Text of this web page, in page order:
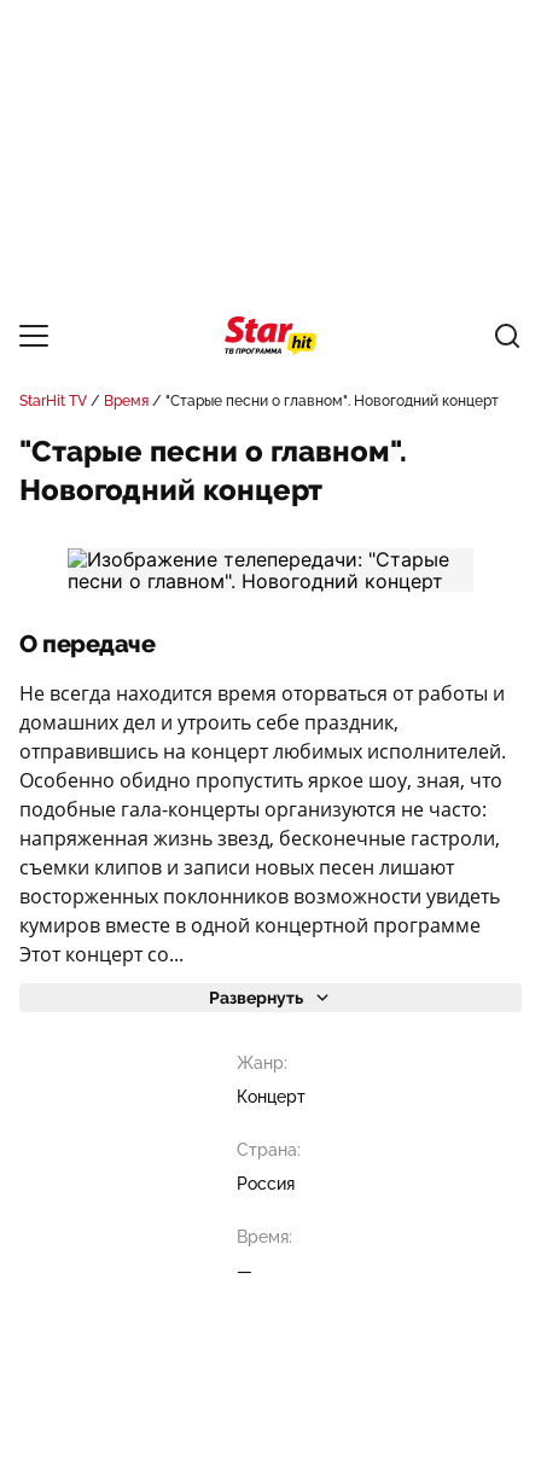
StarHit TV Время "Старые песни о главном". Новогодний концерт
"Старые песни о главном".
Новогодний концерт
О передаче
Не всегда находится время оторваться от работы и
домашних дел и утроить себе праздник,
отправившись на концерт любимых исполнителей.
Особенно обидно пропустить яркое шоу, зная, что
подобные гала-концерты организуются не часто:
напряженная жизнь звезд, бесконечные гастроли,
съемки клипов и записи новых песен лишают
восторженных поклонников возможности увидеть
кумиров вместе в одной концертной программе
Этот концерт со...
Развернуть
Жанр:
Концерт
Страна:
Россия
Время:
—